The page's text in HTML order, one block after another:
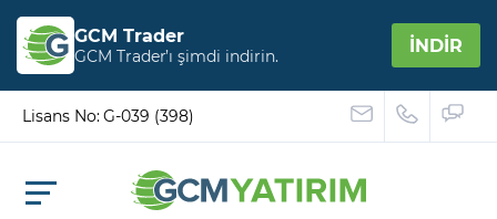
GCM Trader
GCM Trader’ı şimdi indirin. İNDİR
Lisans No: G-039 (398)